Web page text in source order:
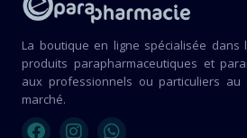
La boutique en ligne spécialisée
produits parapharmaceutiques et
aux professionnels ou particuliers
marché.